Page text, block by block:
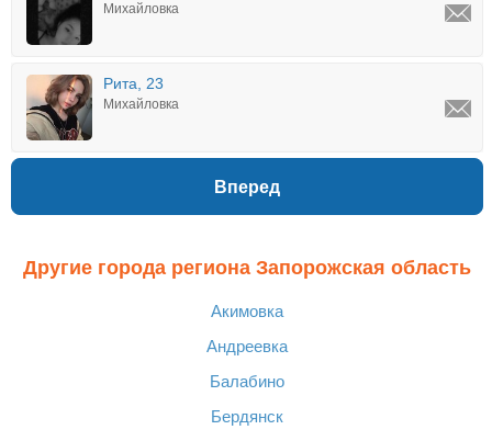
Михайловка
Рита, 23
Михайловка
Вперед
Другие города региона Запорожская область
Акимовка
Андреевка
Балабино
Бердянск